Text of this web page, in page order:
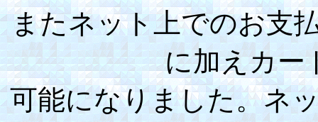
またネット上でのお支
に加えカー
可能になりました。ネ